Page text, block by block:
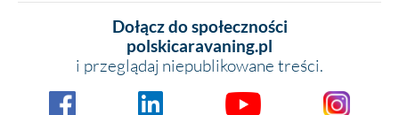
Dołącz do społeczności
polskicaravaning.pl
i przeglądaj niepublikowane treści.